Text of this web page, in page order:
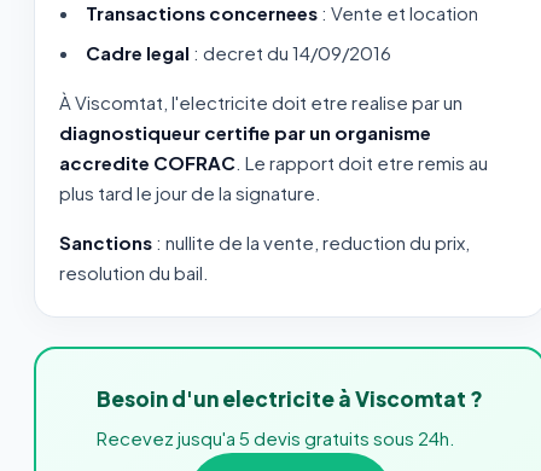
Transactions concernees : Vente et location
Cadre legal : decret du 14/09/2016
À Viscomtat, l'electricite doit etre realise par un
diagnostiqueur certifie par un organisme
accredite COFRAC . Le rapport doit etre remis au
plus tard le jour de la signature.
Sanctions : nullite de la vente, reduction du prix,
resolution du bail.
Besoin d'un electricite à Viscomtat ?
Recevez jusqu'a 5 devis gratuits sous 24h.